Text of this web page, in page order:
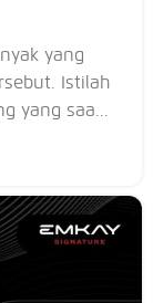
yang
Istilah
yang saa...